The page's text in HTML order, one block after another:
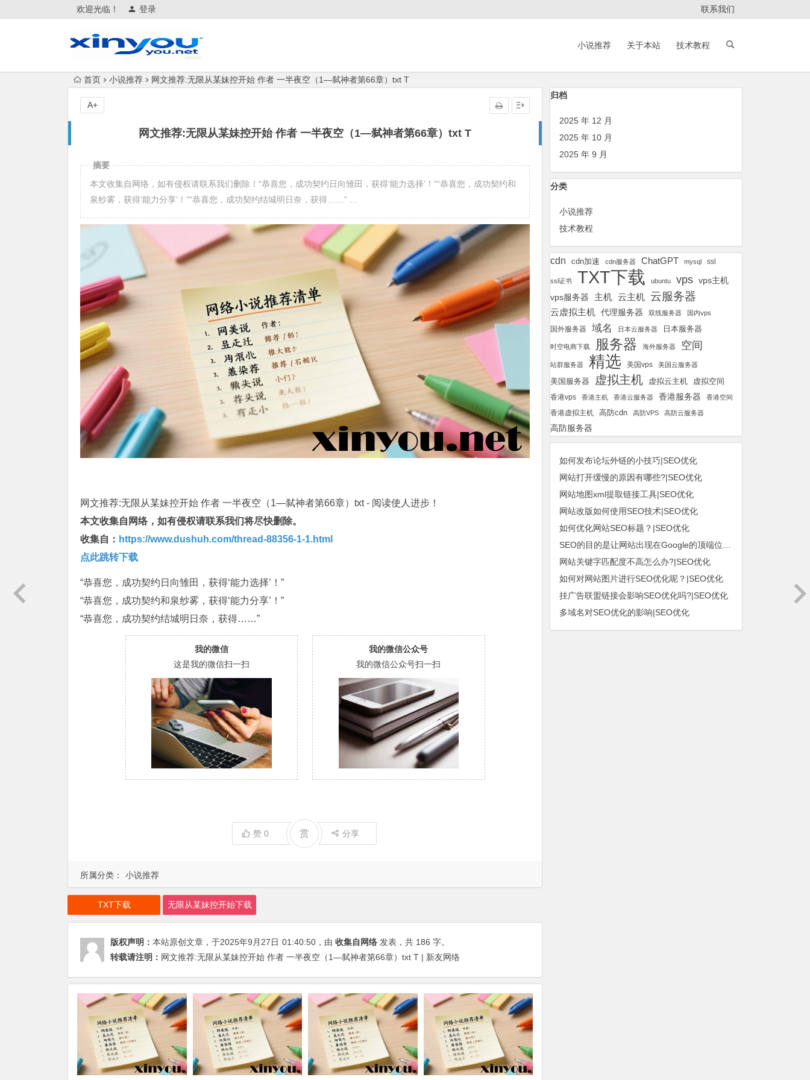
欢迎光临！ 登录 联系我们
小说推荐 关于本站 技术教程
首页 小说推荐 网文推荐:无限从某妹控开始 作者 一半夜空（1—弑神者第66章）txt T
网文推荐:无限从某妹控开始 作者 一半夜空（1—弑神者第66章）txt T
A+
所属分类： 小说推荐
摘要
本文收集自网络，如有侵权请联系我们删除！“恭喜您，成功契约日向雏田，获得‘能力选择’！”“恭喜您，成功契约和
泉纱雾，获得‘能力分享’！”“恭喜您，成功契约结城明日奈，获得……” …
网文推荐:无限从某妹控开始 作者 一半夜空（1—弑神者第66章）txt - 阅读使人进步！
本文收集自网络，如有侵权请联系我们将尽快删除。
收集自： https://www.dushuh.com/thread-88356-1-1.html
点此跳转下载
“恭喜您，成功契约日向雏田，获得‘能力选择’！”
“恭喜您，成功契约和泉纱雾，获得‘能力分享’！”
“恭喜您，成功契约结城明日奈，获得……”
我的微信
这是我的微信扫一扫
我的微信公众号
我的微信公众号扫一扫
赞 0 赏 分享
TXT下载 无限从某妹控开始下载
版权声明： 本站原创文章，于2025年9月27日 01:40:50 ，由 收集自网络 发表，共 186 字。
转载请注明： 网文推荐:无限从某妹控开始 作者 一半夜空（1—弑神者第66章）txt T | 新友网络
归档
2025 年 12 月
2025 年 10 月
2025 年 9 月
分类
小说推荐
技术教程
cdn cdn加速 cdn服务器 ChatGPT mysql ssl
ssl证书 TXT下载 ubuntu vps vps主机
vps服务器
主机 云主机 云服务器
云虚拟主机 代理服务器 双线服务器 国内vps
国外服务器 域名 日本云服务器 日本服务器
时空电商下载 服务器 海外服务器 空间
站群服务器 精选 美国vps 美国云服务器
美国服务器 虚拟主机 虚拟云主机 虚拟空间
香港vps 香港主机 香港云服务器 香港服务器 香港空间
香港虚拟主机 高防cdn 高防VPS 高防云服务器
高防服务器
如何发布论坛外链的小技巧|SEO优化
网站打开缓慢的原因有哪些?|SEO优化
网站地图xml提取链接工具|SEO优化
网站改版如何使用SEO技术|SEO优化
如何优化网站SEO标题？|SEO优化
网站关键字匹配度不高怎么办?|SEO优化
如何对网站图片进行SEO优化呢？|SEO优化
挂广告联盟链接会影响SEO优化吗?|SEO优化
多域名对SEO优化的影响|SEO优化